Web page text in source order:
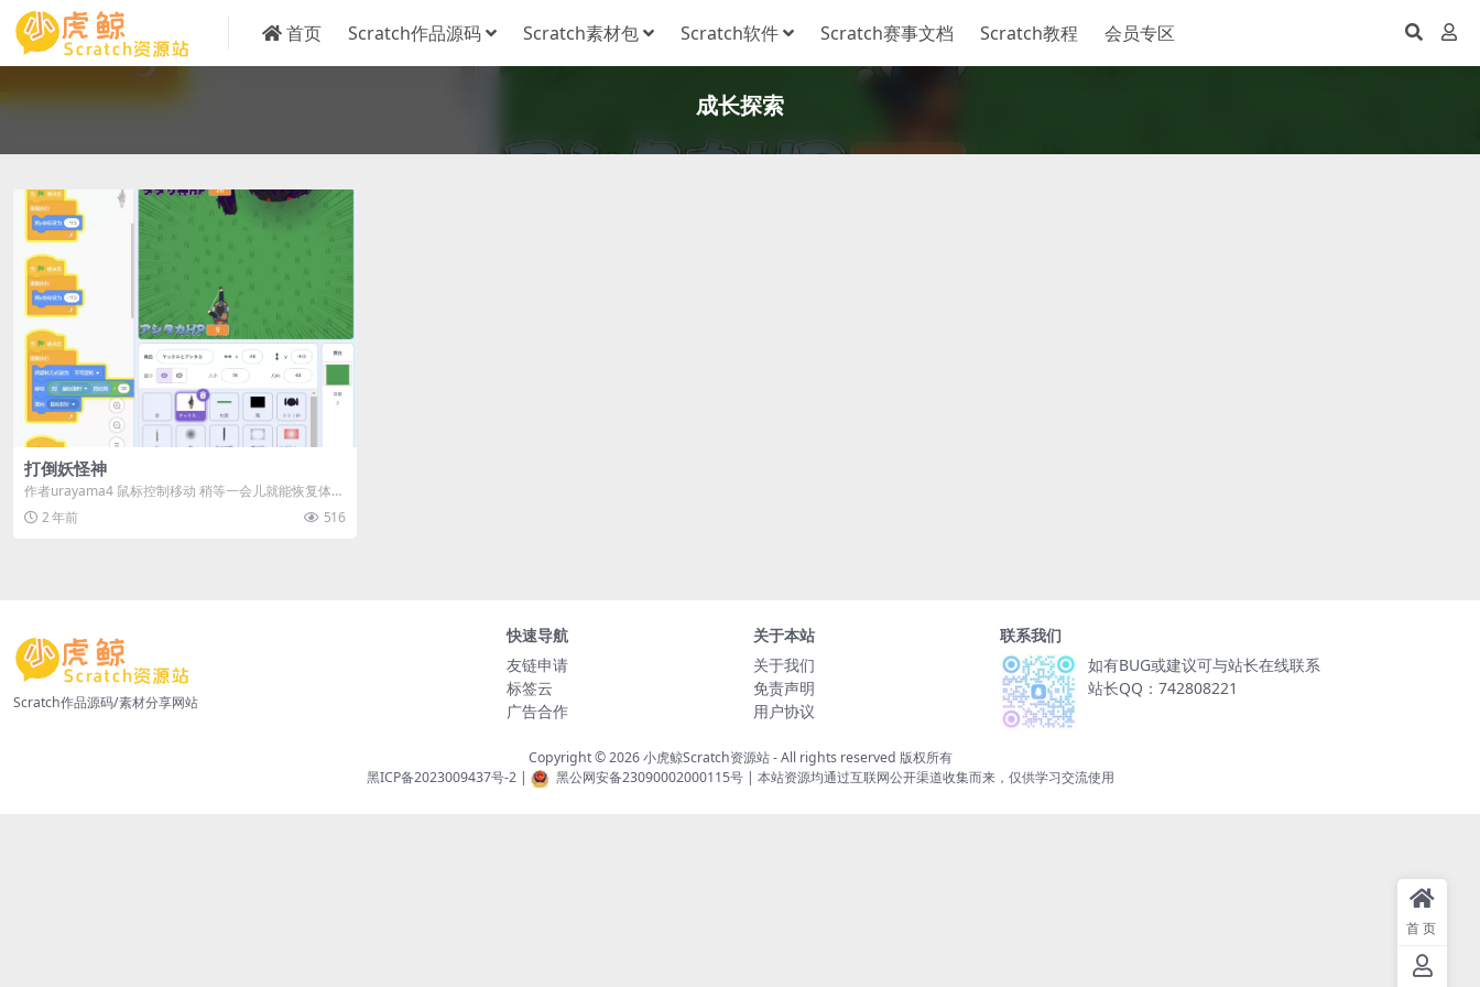
首页 Scratch作品源码 Scratch素材包 Scratch软件 Scratch赛事文档 Scratch教程 会员专区
成长探索
打倒妖怪神
作者urayama4 鼠标控制移动 稍等一会儿就能恢复体力
预览
2 年前 516
Scratch作品源码/素材分享网站
快速导航
友链申请
标签云
广告合作
关于本站
关于我们
免责声明
用户协议
联系我们
如有BUG或建议可与站长在线联系
站长QQ：742808221
Copyright © 2026小虎鲸Scratch资源站- All rights reserved 版权所有
黑ICP备2023009437号-2| 黑公网安备23090002000115号| 本站资源均通过互联网公开渠道收集而来，仅供学习交流使用
首页